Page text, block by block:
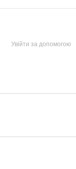
Увійти за допомогою